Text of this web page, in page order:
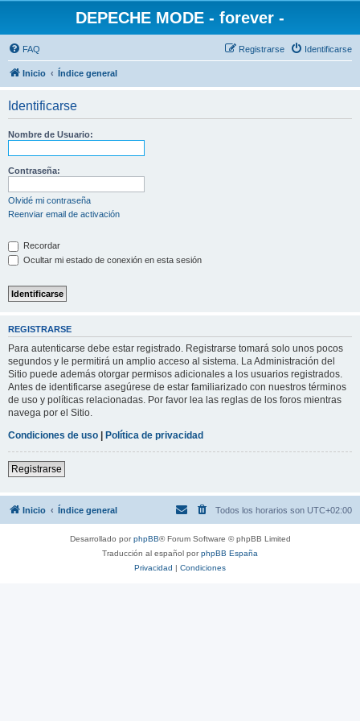
DEPECHE MODE - forever -
FAQ Identificarse
Registrarse
Inicio Índice general
Identificarse
Nombre de Usuario:
Contraseña:
Olvidé mi contraseña
Reenviar email de activación
Recordar
Ocultar mi estado de conexión en esta sesión
REGISTRARSE
Para autenticarse debe estar registrado. Registrarse tomará solo unos pocos
segundos y le permitirá un amplio acceso al sistema. La Administración del
Sitio puede además otorgar permisos adicionales a los usuarios registrados.
Antes de identificarse asegúrese de estar familiarizado con nuestros términos
de uso y políticas relacionadas. Por favor lea las reglas de los foros mientras
navega por el Sitio.
Condiciones de uso | Política de privacidad
Registrarse
Inicio Índice general Todos los horarios son UTC+02:00
Desarrollado porphpBB® Forum Software © phpBB Limited
Traducción al español porphpBB España
Privacidad | Condiciones